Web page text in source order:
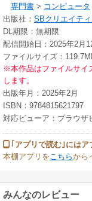
専門書 > コンピュータ
出版社： SBクリエイテ
DL期限：無期限
配信開始日：2025年2月
ファイルサイズ：
※本作品はファイルサイ
します。
出版年月：2025年2月
ISBN：9784815621797
対応ビューア：ブラウザ
｢アプリで読む｣には
本棚アプリをこちらから
みんなのレビュー